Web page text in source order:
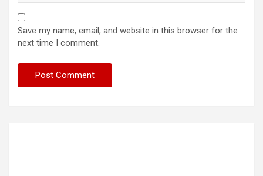
Save my name, email, and website in this browser for the
next time I comment.